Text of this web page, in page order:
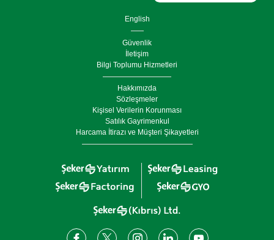
English
Güvenlik
İletişim
Bilgi Toplumu Hizmetleri
Hakkımızda
Sözleşmeler
Kişisel Verilerin Korunması
Satılık Gayrimenkul
Harcama İtirazı ve Müşteri Şikayetleri